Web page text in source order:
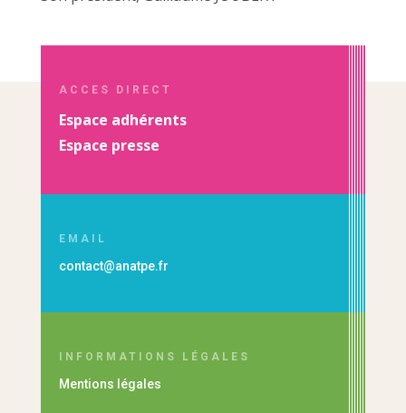
ACCES DIRECT
Espace adhérents
Espace presse
EMAIL
contact@anatpe.fr
INFORMATIONS LÉGALES
Mentions légales